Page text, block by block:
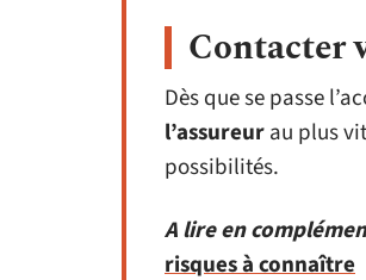
Contacter
Dès que se passe
l’assureurau plus
possibilités.
A lire en
risques à connaître